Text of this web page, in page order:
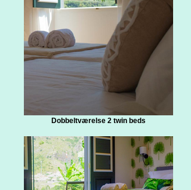
Dobbeltværelse 2 twin beds